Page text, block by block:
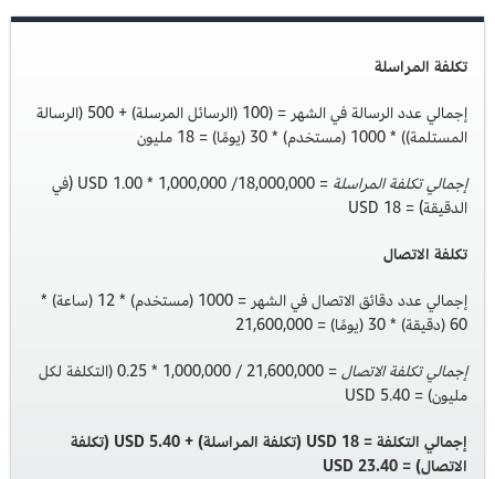
تكلفة المراسلة
إجمالي عدد الرسالة في الشهر = (100 (الرسائل المرسلة) + 500 (الرسالة
المستلمة)) * 1000 (مستخدم) * 30 (يومًا) = 18 مليون
إجمالي تكلفة المراسلة
= 18,000,000/ 1,000,000 * 1.00 USD (في
الدقيقة) = 18 USD
تكلفة الاتصال
إجمالي عدد دقائق الاتصال في الشهر = 1000 (مستخدم) * 12 (ساعة) *
60 (دقيقة) * 30 (يومًا) = 21,600,000
إجمالي تكلفة الاتصال
= 21,600,000 / 1,000,000 * 0.25 (التكلفة لكل
مليون) = 5.40 USD
إجمالي التكلفة = 18 USD (تكلفة المراسلة) + 5.40 USD (تكلفة
الاتصال) = 23.40 USD